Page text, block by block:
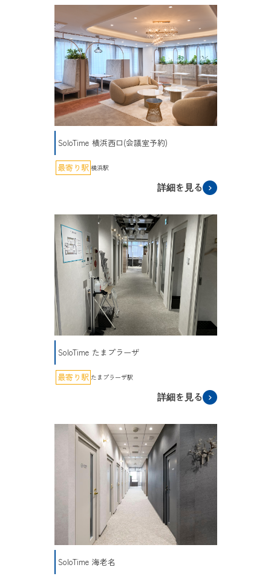
SoloTime 横浜西口(会議室予約)
最寄り駅 横浜駅
詳細を見る
SoloTime たまプラーザ
最寄り駅 たまプラーザ駅
詳細を見る
SoloTime 海老名